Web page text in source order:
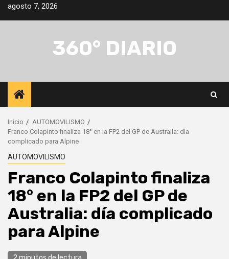
Saltar
agosto 7, 2026
360° DIARIO
Inicio
AUTOMOVILISMO
Franco Colapinto finaliza 18° en la FP2 del GP de Australia: día
complicado para Alpine
AUTOMOVILISMO
Franco Colapinto finaliza
18° en la FP2 del GP de
Australia: día complicado
para Alpine